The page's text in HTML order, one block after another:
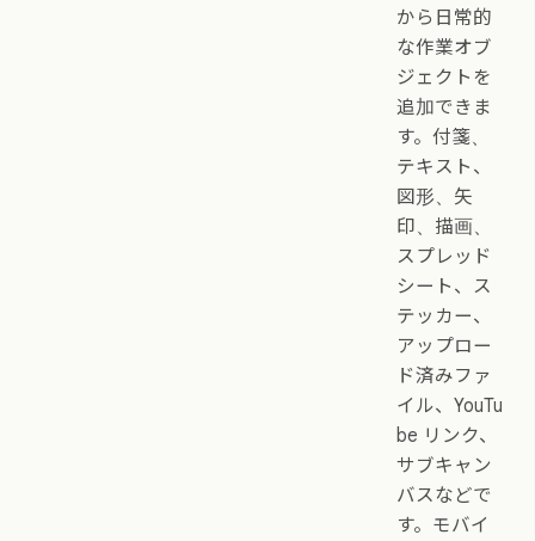
から日常的
な作業オブ
ジェクトを
追加できま
す。付箋、
テキスト、
図形、矢
印、描画、
スプレッド
シート、ス
テッカー、
アップロー
ド済みファ
イル、YouTu
be リンク、
サブキャン
バスなどで
す。モバイ